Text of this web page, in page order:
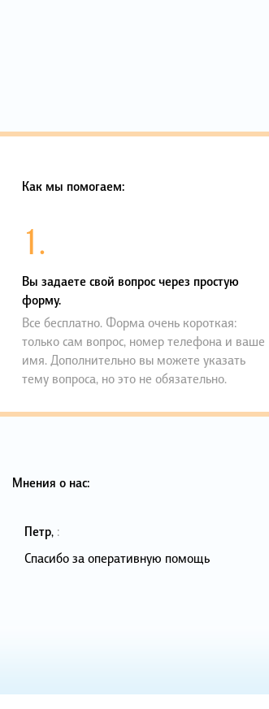
Как мы помогаем:
1.
Вы задаете свой вопрос через простую
форму.
Все бесплатно. Форма очень короткая:
только сам вопрос, номер телефона и ваше
имя. Дополнительно вы можете указать
тему вопроса, но это не обязательно.
Мнения о нас:
Петр, :
Спасибо за оперативную помощь